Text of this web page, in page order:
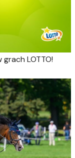
LOTTO!